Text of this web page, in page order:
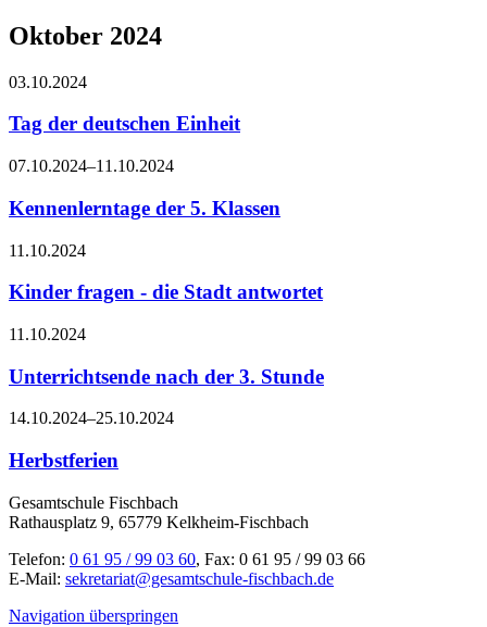
Oktober 2024
03.10.2024
Tag der deutschen Einheit
07.10.2024–11.10.2024
Kennenlerntage der 5. Klassen
11.10.2024
Kinder fragen - die Stadt antwortet
11.10.2024
Unterrichtsende nach der 3. Stunde
14.10.2024–25.10.2024
Herbstferien
Gesamtschule Fischbach
Rathausplatz 9, 65779 Kelkheim-Fischbach
Telefon: 0 61 95 / 99 03 60, Fax: 0 61 95 / 99 03 66
E-Mail: sekretariat@gesamtschule-fischbach.de
Navigation überspringen